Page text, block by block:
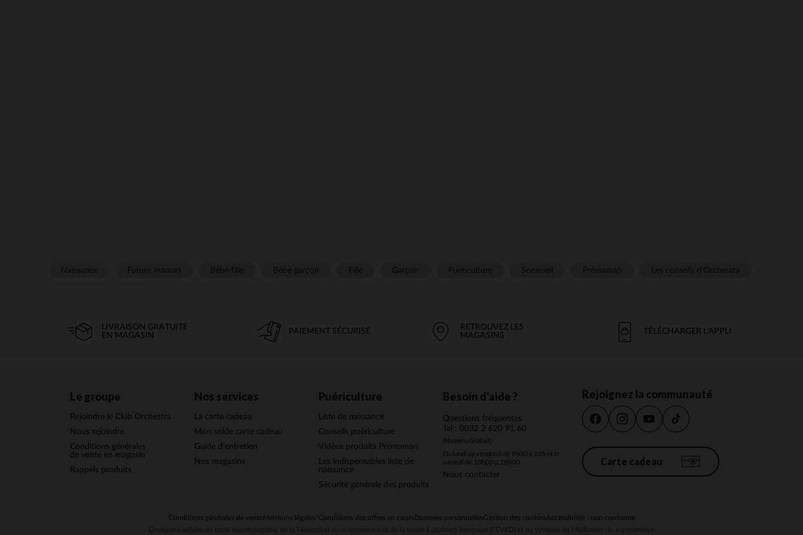
LIVRAISON GRATUITE
EN MAGASIN
PAIEMENT SÉCURISÉ
RETROUVEZ LES
MAGASINS
TÉLÉCHARGER L'APPLI
Le groupe
Rejoindre le Club Orchestra
Nous rejoindre
Conditions générales
de vente en magasin
Rappels produits
Nos services
La carte cadeau
Mon solde carte cadeau
Guide d'entretien
Nos magasins
Puériculture
Liste de naissance
Conseils puériculture
Vidéos produits Prémaman
Les indispensables liste de
naissance
Sécurité générale des produits
Besoin d'aide ?
Questions fréquentes
Tel : 0032 2 620 91 60
(Numéro Gratuit)
Du lundi au vendredi de 9h00 à 18h et le
samedi de 10h00 à 18h00
Nous contacter
Rejoignez la communauté
Carte cadeau
Conditions générales de venteMentions légales *Conditions des offres en cours Données personnellesGestion des cookiesAccessibilité : non conforme